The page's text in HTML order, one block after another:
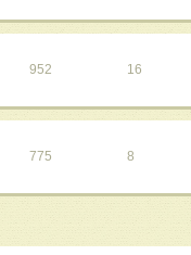
952 16
775 8